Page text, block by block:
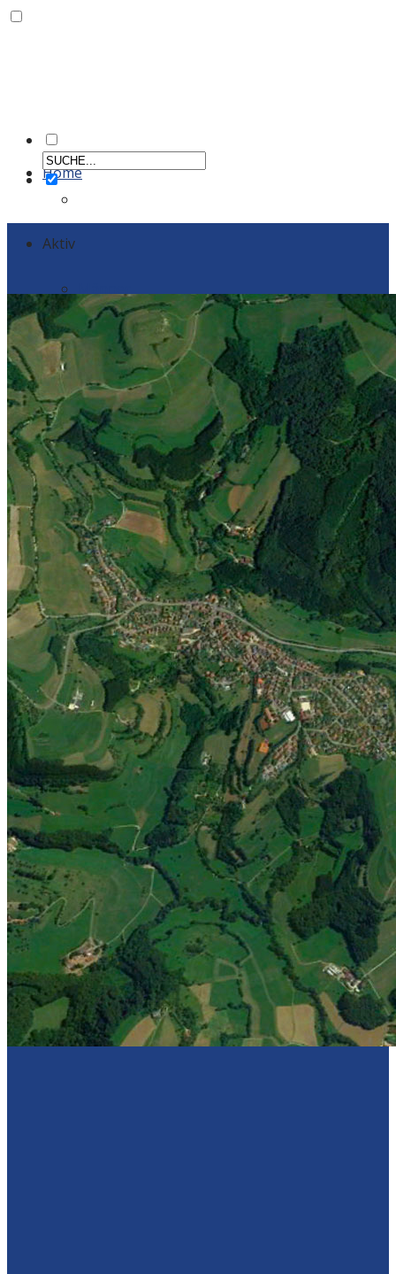
Home
Aktiv
Einzelportraits Männer 1
Frauen
Einzelportraits Frauen1
Schiedsrichter
Vereinskollektion
Jugend
Männlich
Weiblich
Minis
Vereinskollektion
Vereine
Förderverein
Handball Förderverein
Ausschuss
Kontakt
Beitrittsformular
Sponsoren
Kontakt
Kontakt mit uns
Vereine und Sporthallen
Impressum & Datenschutz
Download